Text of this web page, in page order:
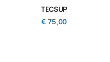
TECSUP
€ 75,00